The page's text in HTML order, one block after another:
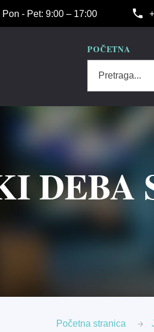
Pon - Pet: 9:00 – 17:00
POČETNA
Pretraga...
DEBA
Početna stranica